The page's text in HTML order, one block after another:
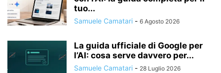
tuo...
Samuele Camatari - 6 Agosto 2026
La guida ufficiale di Google per
l’AI: cosa serve davvero per...
Samuele Camatari - 28 Luglio 2026